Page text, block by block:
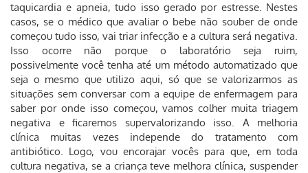
taquicardia e apneia, tudo isso gerado por estresse. Nestes
casos, se o médico que avaliar o bebe não souber de onde
começou tudo isso, vai triar infecção e a cultura será negativa.
Isso ocorre não porque o laboratório seja ruim,
possivelmente você tenha até um método automatizado que
seja o mesmo que utilizo aqui, só que se valorizarmos as
situações sem conversar com a equipe de enfermagem para
saber por onde isso começou, vamos colher muita triagem
negativa e ficaremos supervalorizando isso. A melhoria
clínica muitas vezes independe do tratamento com
antibiótico. Logo, vou encorajar vocês para que, em toda
cultura negativa, se a criança teve melhora clínica, suspender